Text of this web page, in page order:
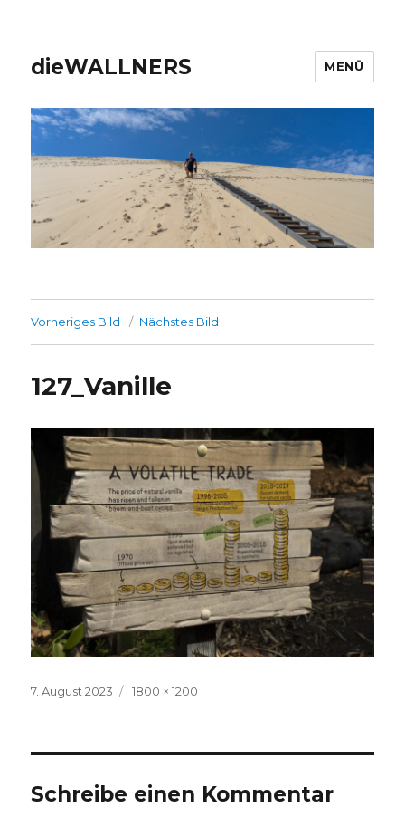
dieWALLNERS MENÜ
Vorheriges Bild Nächstes Bild
127_Vanille
Veröffentlicht
7. August 2023
Volle
1800 × 1200
Schreibe einen Kommentar